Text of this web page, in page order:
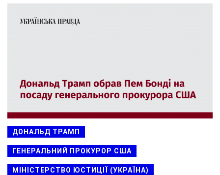
ДОНАЛЬД ТРАМП
ГЕНЕРАЛЬНИЙ ПРОКУРОР США
МІНІСТЕРСТВО ЮСТИЦІЇ (УКРАЇНА)